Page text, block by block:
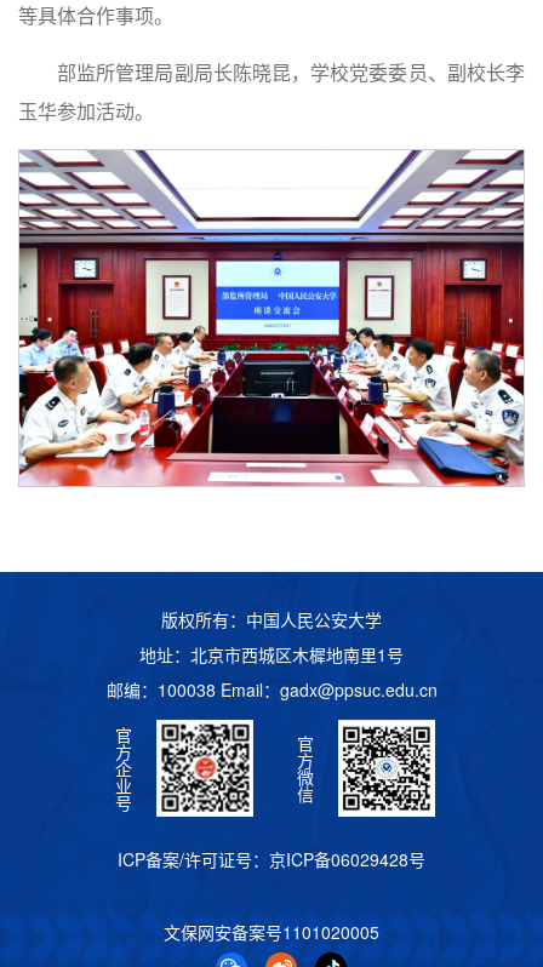
等具体合作事项。
部监所管理局副局长陈晓昆，学校党委委员、副校长李
玉华参加活动。
版权所有：中国人民公安大学
地址：北京市西城区木樨地南里1号
邮编：100038 Email： gadx@ppsuc.edu.cn
官
方
企
业
号
官
方
微
信
ICP备案/许可证号： 京ICP备06029428号
文保网安备案号1101020005